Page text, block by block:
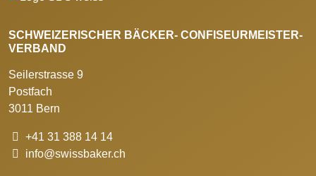
SCHWEIZERISCHER BÄCKER- CONFISEURMEISTER-
VERBAND
Seilerstrasse 9
Postfach
3011 Bern
+41 31 388 14 14
info@swissbaker.ch